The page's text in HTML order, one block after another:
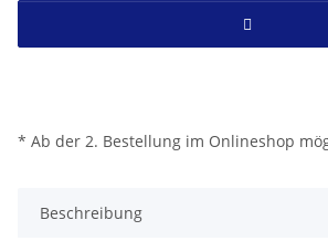
* Ab der 2. Bestellung im Onlineshop
Beschreibung